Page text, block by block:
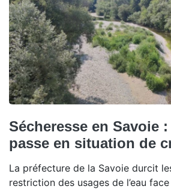
Sécheresse en Savoie
passe en situation de
La préfecture de la Savoie durcit
restriction des usages de l’eau